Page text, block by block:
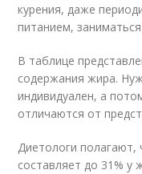
курения, даже
питанием,
В таблице
содержания жира.
индивидуален, а
отличаются от
Диетологи
составляет до 31% у